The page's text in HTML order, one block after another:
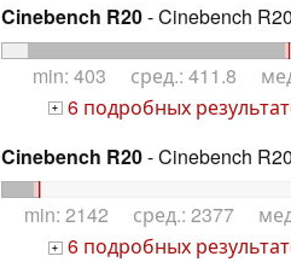
Cinebench R20- Cinebench
min: 403 сред.: 411.8
+ 6 подробных
Cinebench R20- Cinebench
min: 2142 сред.: 2377
+ 6 подробных